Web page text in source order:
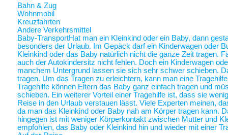
Bahn & Zug
Wohnmobil
Kreuzfahrten
Andere Verkehrsmittel
Baby-TransportHat man ein Kleinkind oder ein Baby, dann
besonders der Urlaub. Im Gepäck darf ein Kinderwagen oder
Kleinkind oder das Baby natürlich nicht die ganze Zeit tragen.
auch der Autokindersitz nicht fehlen. Doch ein Kinderwagen
manchem Untergrund lassen sie sich sehr schwer schieben.
tragen. Um das Tragen zu erleichtern, kann man eine
Tragehilfe können Eltern das Baby ganz einfach tragen und
schieben. Ein weiterer Vorteil einer Tragehilfe ist, dass sie
Reise in den Urlaub verstauen lässt. Viele Experten meinen,
da man das Kleinkind oder Baby nah am Körper tragen kann.
hingegen ist mit weniger Körperkontakt zwischen Mutter und
empfohlen, das Baby oder Kleinkind hin und wieder mit einer